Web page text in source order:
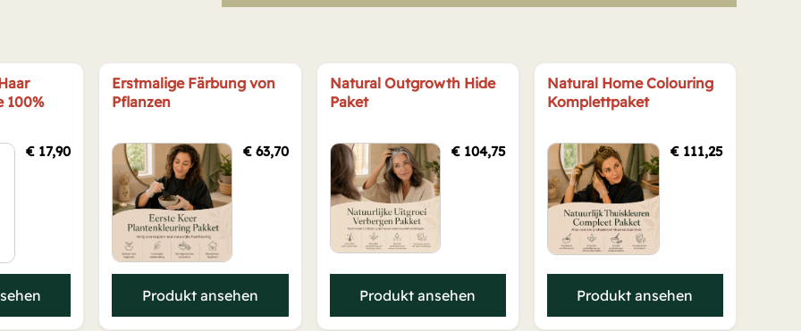
100%
€ 17,90
Erstmalige Färbung von
Pflanzen
€63,70
Produkt ansehen
Natural Outgrowth Hide
Paket
€104,75
Produkt ansehen
Natural Home Colouring
Komplettpaket
€ 111,25
Produkt ansehen